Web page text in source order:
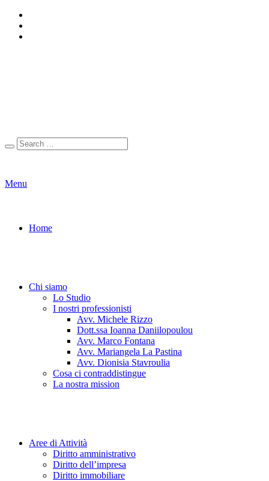
Menu
Home
Chi siamo
Lo Studio
I nostri professionisti
Avv. Michele Rizzo
Dott.ssa Ioanna Daniilopoulou
Avv. Marco Fontana
Avv. Mariangela La Pastina
Avv. Dionisia Stavroulia
Cosa ci contraddistingue
La nostra mission
Aree di Attività
Diritto amministrativo
Diritto dell’impresa
Diritto immobiliare